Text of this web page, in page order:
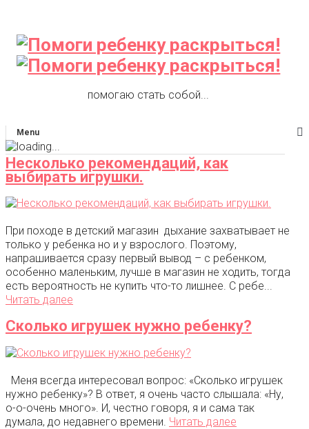
помогаю стать собой...
Menu
Несколько рекомендаций, как
выбирать игрушки.
При походе в детский магазин дыхание захватывает не
только у ребенка но и у взрослого. Поэтому,
напрашивается сразу первый вывод – с ребенком,
особенно маленьким, лучше в магазин не ходить, тогда
есть вероятность не купить что-то лишнее. С ребе...
Читать далее
Сколько игрушек нужно ребенку?
Меня всегда интересовал вопрос: «Сколько игрушек
нужно ребенку»? В ответ, я очень часто слышала: «Ну,
о-о-очень много». И, честно говоря, я и сама так
думала, до недавнего времени. Читать далее